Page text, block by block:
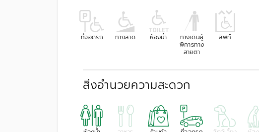
ที่จอดรถ ทางลาด ห้องน้ำ
ทางเดินผู้
พิการทาง
สายตา
ลิฟท์
สิ่งอำนวยความสะดวก